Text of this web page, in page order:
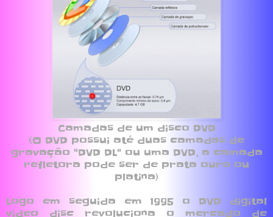
Camadas de um disco DVD
(O DVD possui até duas camadas de
gravação "DVD DL" ou uma DVD, a camada
refletora pode ser de prata ouro ou
platina)
Logo em seguida em 1995 o DVD digital
video disc revoluciona o mercado de